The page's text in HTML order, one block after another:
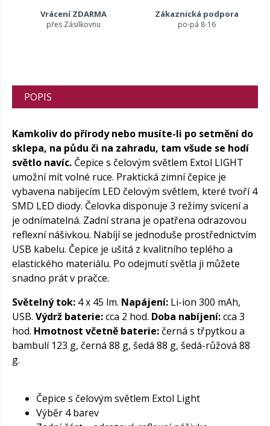
Vrácení ZDARMA
přes Zásilkovnu
Zákaznická podpora
po-pá 8-16
POPIS
Kamkoliv do přírody nebo musíte-li po setmění do
sklepa, na půdu či na zahradu, tam všude se hodí
světlo navíc. Čepice s čelovým světlem Extol LIGHT
umožní mít volné ruce. Praktická zimní čepice je
vybavena nabíjecím LED čelovým světlem, které tvoří 4
SMD LED diody. Čelovka disponuje 3 režimy svícení a
je odnímatelná. Zadní strana je opatřena odrazovou
reflexní nášivkou. Nabíjí se jednoduše prostřednictvím
USB kabelu. Čepice je ušitá z kvalitního teplého a
elastického materiálu. Po odejmutí světla ji můžete
snadno prát v pračce.
Světelný tok: 4 x 45 lm. Napájení: Li-ion 300 mAh,
USB. Výdrž baterie:cca 2 hod. Doba nabíjení:cca 3
hod. Hmotnost včetně baterie: černá s třpytkou a
bambulí 123 g, černá 88 g, šedá 88 g, šedá-růžová 88
g.
Čepice s čelovým světlem Extol Light
Výběr 4 barev